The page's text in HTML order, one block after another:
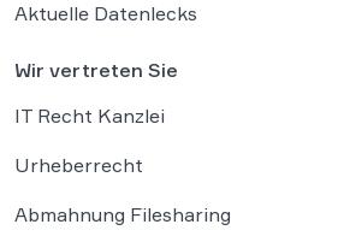
Aktuelle Datenlecks
Wir vertreten Sie
IT Recht Kanzlei
Urheberrecht
Abmahnung Filesharing